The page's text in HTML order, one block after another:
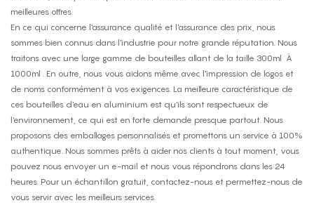
meilleures offres.
En ce qui concerne l'assurance qualité et l'assurance des prix, nous
sommes bien connus dans l'industrie pour notre grande réputation. Nous
traitons avec une large gamme de bouteilles allant de la taille 300ml À
1000ml
. En outre, nous vous aidons même avec l'impression de logos et
de noms conformément à vos exigences. La meilleure caractéristique de
ces bouteilles d'eau en aluminium est qu'ils sont respectueux de
l'environnement, ce qui est en forte demande presque partout. Nous
proposons des emballages personnalisés et promettons un service à 100%
authentique. Nous sommes prêts à aider nos clients à tout moment, vous
pouvez nous envoyer un e-mail et nous vous répondrons dans les 24
heures. Pour un échantillon gratuit, contactez-nous et permettez-nous de
vous servir avec les meilleurs services.